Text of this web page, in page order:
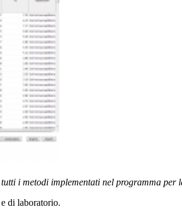
i metodi implementati nel programma per
di laboratorio.